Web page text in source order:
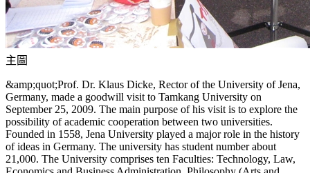
主圖
&amp;quot;Prof. Dr. Klaus Dicke, Rector of the University of Jena,
Germany, made a goodwill visit to Tamkang University on
September 25, 2009. The main purpose of his visit is to explore the
possibility of academic cooperation between two universities.
Founded in 1558, Jena University played a major role in the history
of ideas in Germany. The university has student number about
21,000. The University comprises ten Faculties: Technology, Law,